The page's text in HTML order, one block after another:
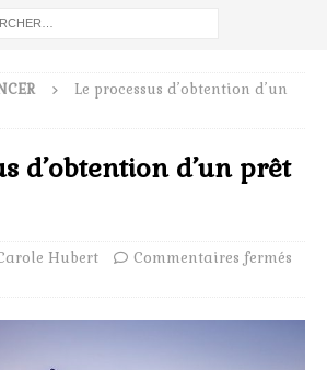
Le processus d’obtention d’un
d’obtention d’un prêt
Hubert Commentaires fermés